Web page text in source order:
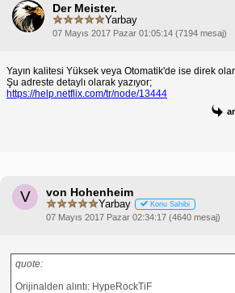
Der Meister.
Yarbay
07 Mayıs 2017 Pazar 01:05:14 (7194 mesaj)
Yayın kalitesi Yüksek veya Otomatik'de ise direk
Şu adreste detaylı olarak yazıyor;
https://help.netflix.com/tr/node/13444
V von Hohenheim
Yarbay Konu Sahibi
07 Mayıs 2017 Pazar 02:34:17 (4640 mesaj)
quote:
Orijinalden alıntı: HypeRockTiF